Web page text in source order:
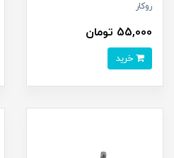
روکار
55,000 تومان